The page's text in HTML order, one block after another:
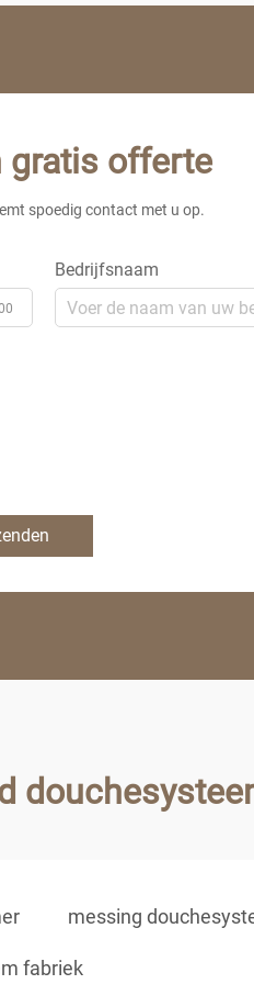
gratis offerte
spoedig contact met u op.
Bedrijfsnaam
messing
fabriek